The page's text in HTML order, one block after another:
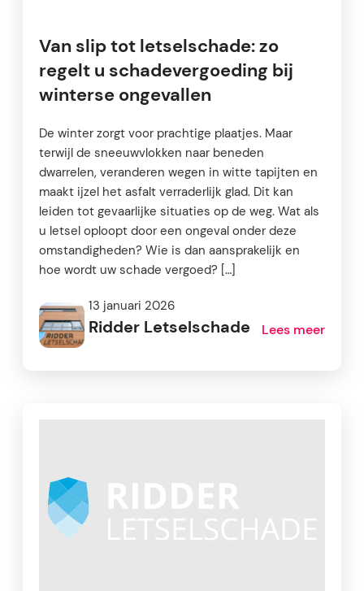
Van slip tot letselschade: zo
regelt u schadevergoeding bij
winterse ongevallen
De winter zorgt voor prachtige plaatjes. Maar
terwijl de sneeuwvlokken naar beneden
dwarrelen, veranderen wegen in witte tapijten en
maakt ijzel het asfalt verraderlijk glad. Dit kan
leiden tot gevaarlijke situaties op de weg. Wat als
u letsel oploopt door een ongeval onder deze
omstandigheden? Wie is dan aansprakelijk en
hoe wordt uw schade vergoed? […]
13 januari 2026
Ridder Letselschade Lees meer